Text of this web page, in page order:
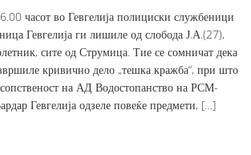
часот во Гевгелија полициски службеници
Гевгелија ги лишиле од слобода Ј.А.(27),
сите од Струмица. Тие се сомничат дека
кривично дело „тешка кражба“, при што
на АД Водостопанство на РСМ-
Гевгелија одзеле повеќе предмети, […]